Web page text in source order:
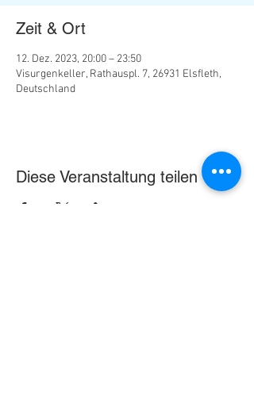
Zeit & Ort
12. Dez. 2023, 20:00 – 23:50
Visurgenkeller, Rathauspl. 7, 26931 Elsfleth,
Deutschland
Diese Veranstaltung teilen